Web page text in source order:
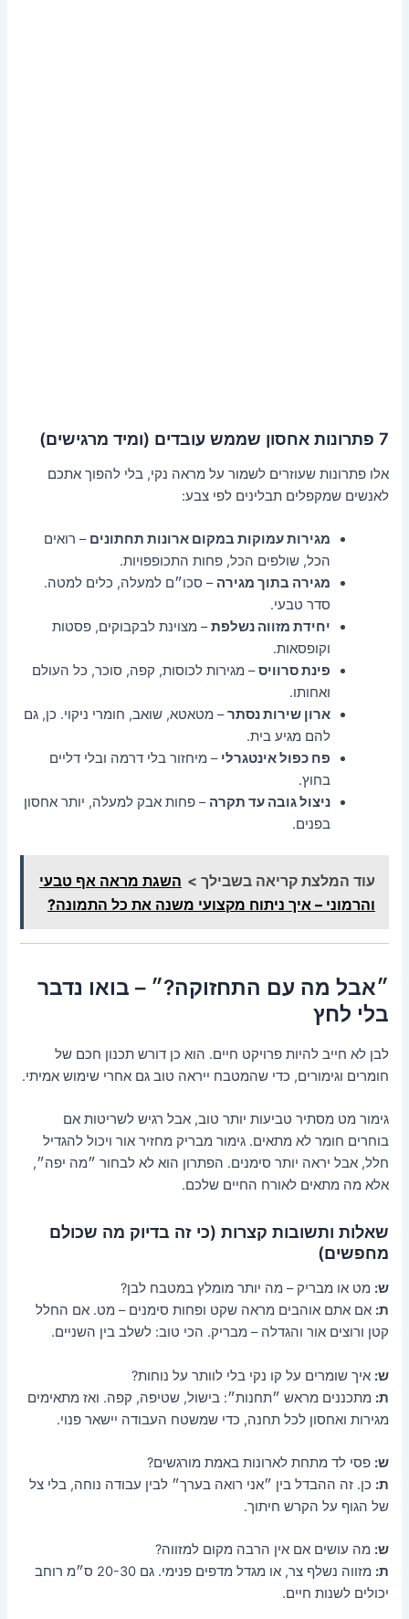
7 פתרונות אחסון שממש עובדים (ומיד מרגישים)
אלו פתרונות שעוזרים לשמור על מראה נקי, בלי להפוך אתכם
לאנשים שמקפלים תבלינים לפי צבע:
מגירות עמוקות במקום ארונות תחתונים – רואים
הכל, שולפים הכל, פחות התכופפויות.
מגירה בתוך מגירה – סכו״ם למעלה, כלים למטה.
סדר טבעי.
יחידת מזווה נשלפת– מצוינת לבקבוקים, פסטות
וקופסאות.
פינת סרוויס– מגירות לכוסות, קפה, סוכר, כל העולם
ואחותו.
ארון שירות נסתר– מטאטא, שואב, חומרי ניקוי. כן, גם
להם מגיע בית.
פח כפול אינטגרלי – מיחזור בלי דרמה ובלי דליים
בחוץ.
ניצול גובה עד תקרה – פחות אבק למעלה, יותר אחסון
בפנים.
עוד המלצת קריאה בשבילך > השגת מראה אף טבעי
והרמוני – איך ניתוח מקצועי משנה את כל התמונה?
״אבל מה עם התחזוקה?״ – בואו נדבר
בלי לחץ
לבן לא חייב להיות פרויקט חיים. הוא כן דורש תכנון חכם של
חומרים וגימורים, כדי שהמטבח ייראה טוב גם אחרי שימוש אמיתי.
גימור מט מסתיר טביעות יותר טוב, אבל רגיש לשריטות אם
בוחרים חומר לא מתאים. גימור מבריק מחזיר אור ויכול להגדיל
חלל, אבל יראה יותר סימנים. הפתרון הוא לא לבחור ״מה יפה״,
אלא מה מתאים לאורח החיים שלכם.
שאלות ותשובות קצרות (כי זה בדיוק מה שכולם
מחפשים)
ש: מט או מבריק – מה יותר מומלץ במטבח לבן?
ת: אם אתם אוהבים מראה שקט ופחות סימנים – מט. אם החלל
קטן ורוצים אור והגדלה – מבריק. הכי טוב: לשלב בין השניים.
ש: איך שומרים על קו נקי בלי לוותר על נוחות?
ת: מתכננים מראש ״תחנות״: בישול, שטיפה, קפה. ואז מתאימים
מגירות ואחסון לכל תחנה, כדי שמשטח העבודה יישאר פנוי.
ש: פסי לד מתחת לארונות באמת מורגשים?
ת: כן. זה ההבדל בין ״אני רואה בערך״ לבין עבודה נוחה, בלי צל
של הגוף על הקרש חיתוך.
ש: מה עושים אם אין הרבה מקום למזווה?
ת:
מזווה נשלף צר, או מגדל מדפים פנימי. גם 20-30 ס״מ רוחב
יכולים לשנות חיים.